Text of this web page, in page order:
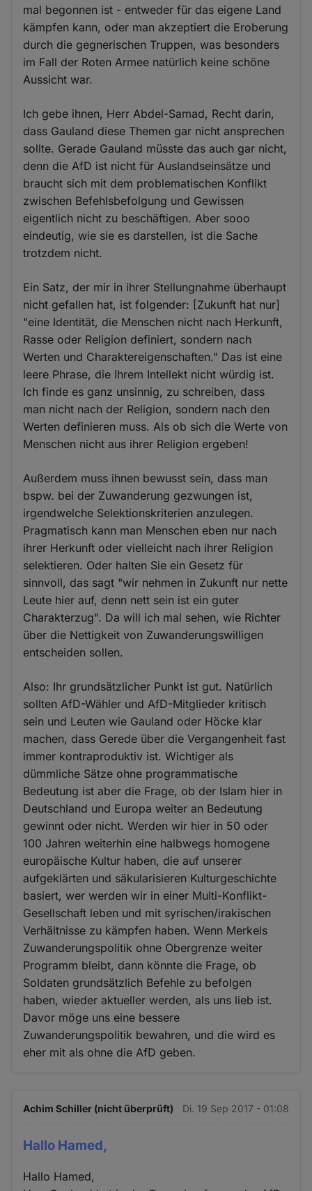
mal begonnen ist - entweder für das eigene Land
kämpfen kann, oder man akzeptiert die Eroberung
durch die gegnerischen Truppen, was besonders
im Fall der Roten Armee natürlich keine schöne
Aussicht war.
Ich gebe ihnen, Herr Abdel-Samad, Recht darin,
dass Gauland diese Themen gar nicht ansprechen
sollte. Gerade Gauland müsste das auch gar nicht,
denn die AfD ist nicht für Auslandseinsätze und
braucht sich mit dem problematischen Konflikt
zwischen Befehlsbefolgung und Gewissen
eigentlich nicht zu beschäftigen. Aber sooo
eindeutig, wie sie es darstellen, ist die Sache
trotzdem nicht.
Ein Satz, der mir in ihrer Stellungnahme überhaupt
nicht gefallen hat, ist folgender: [Zukunft hat nur]
"eine Identität, die Menschen nicht nach Herkunft,
Rasse oder Religion definiert, sondern nach
Werten und Charaktereigenschaften." Das ist eine
leere Phrase, die Ihrem Intellekt nicht würdig ist.
Ich finde es ganz unsinnig, zu schreiben, dass
man nicht nach der Religion, sondern nach den
Werten definieren muss. Als ob sich die Werte von
Menschen nicht aus ihrer Religion ergeben!
Außerdem muss ihnen bewusst sein, dass man
bspw. bei der Zuwanderung gezwungen ist,
irgendwelche Selektionskriterien anzulegen.
Pragmatisch kann man Menschen eben nur nach
ihrer Herkunft oder vielleicht nach ihrer Religion
selektieren. Oder halten Sie ein Gesetz für
sinnvoll, das sagt "wir nehmen in Zukunft nur nette
Leute hier auf, denn nett sein ist ein guter
Charakterzug". Da will ich mal sehen, wie Richter
über die Nettigkeit von Zuwanderungswilligen
entscheiden sollen.
Also: Ihr grundsätzlicher Punkt ist gut. Natürlich
sollten AfD-Wähler und AfD-Mitglieder kritisch
sein und Leuten wie Gauland oder Höcke klar
machen, dass Gerede über die Vergangenheit fast
immer kontraproduktiv ist. Wichtiger als
dümmliche Sätze ohne programmatische
Bedeutung ist aber die Frage, ob der Islam hier in
Deutschland und Europa weiter an Bedeutung
gewinnt oder nicht. Werden wir hier in 50 oder
100 Jahren weiterhin eine halbwegs homogene
europäische Kultur haben, die auf unserer
aufgeklärten und säkularisieren Kulturgeschichte
basiert, wer werden wir in einer Multi-Konflikt-
Gesellschaft leben und mit syrischen/irakischen
Verhältnisse zu kämpfen haben. Wenn Merkels
Zuwanderungspolitik ohne Obergrenze weiter
Programm bleibt, dann könnte die Frage, ob
Soldaten grundsätzlich Befehle zu befolgen
haben, wieder aktueller werden, als uns lieb ist.
Davor möge uns eine bessere
Zuwanderungspolitik bewahren, und die wird es
eher mit als ohne die AfD geben.
Achim Schiller (nicht überprüft) Di. 19 Sep 2017 - 01:08
Hallo Hamed,
Hallo Hamed,